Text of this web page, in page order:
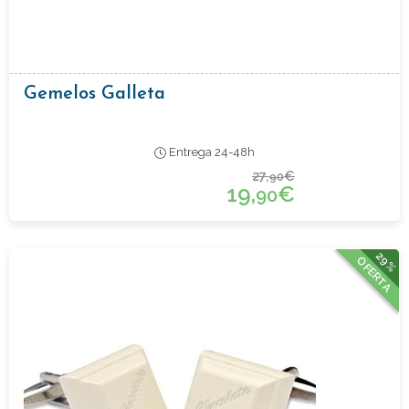
Gemelos Galleta
Entrega 24-48h
27,90€
19,90€
29%
OFERTA